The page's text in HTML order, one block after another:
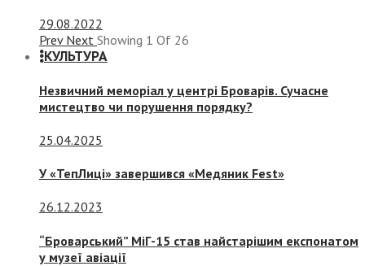
29.08.2022
Prev Next Showing 1 Of 26
КУЛЬТУРА
Незвичний меморіал у центрі Броварів. Сучасне
мистецтво чи порушення порядку?
25.04.2025
У «ТепЛиці» завершився «Медяник Fest»
26.12.2023
“Броварський” МіГ-15 став найстарішим експонатом
у музеї авіації